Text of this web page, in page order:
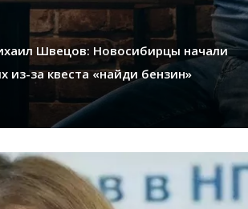
Швецов: Новосибирцы начали
из-за квеста «найди бензин»